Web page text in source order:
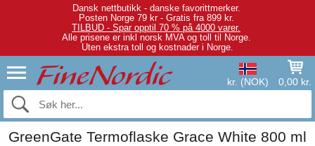
Dansk nettbutikk - danske favorittmerker.
Posten Norge 79 kr - Gratis fra 899 kr.
TILBUD - Spar opptil 70 % på 4000 varer.
Alle prisene er inkl norsk MVA og toll til Norge.
Uten ekstra toll og kostnader i Norge.
kr. (NOK) 0,00 kr.
GreenGate Termoflaske Grace White 800 ml